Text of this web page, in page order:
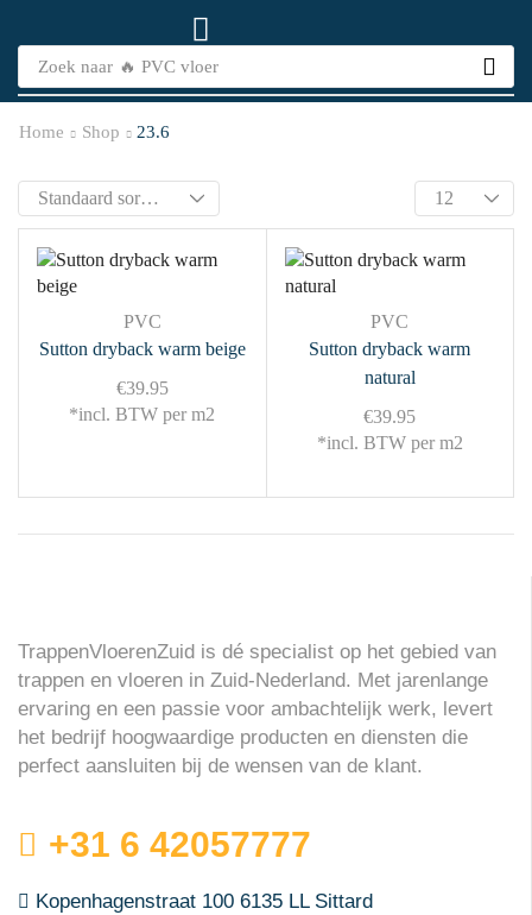
Zoek naar 🔥 PVC vloer
Home Shop 23.6
PVC
Sutton dryback warm beige
€39.95
*incl. BTW per m2
PVC
Sutton dryback warm
natural
€39.95
*incl. BTW per m2
TrappenVloerenZuid is dé specialist op het gebied van
trappen en vloeren in Zuid-Nederland. Met jarenlange
ervaring en een passie voor ambachtelijk werk, levert
het bedrijf hoogwaardige producten en diensten die
perfect aansluiten bij de wensen van de klant.
+31 6 42057777
Kopenhagenstraat 100 6135 LL Sittard